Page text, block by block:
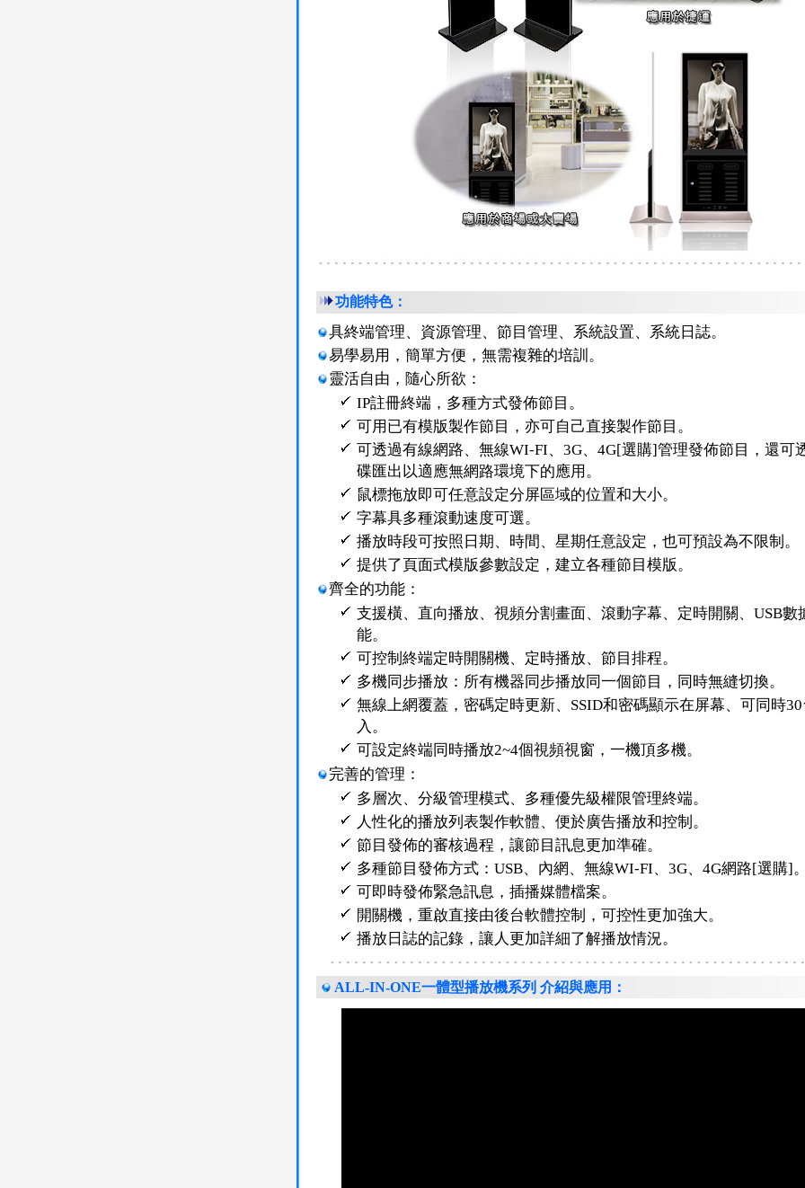
功能特色：
具終端管理、資源管理、節目管理、系統設置、系統日誌。
易學易用，簡單方便，無需複雜的培訓。
靈活自由，隨心所欲：
IP註冊終端，多種方式發佈節目。
可用已有模版製作節目，亦可自己直接製作節目。
可透過有線網路、無線WI-FI、3G、4G[選購]管理發佈節目，還可
碟匯出以適應無網路環境下的應用。
鼠標拖放即可任意設定分屏區域的位置和大小。
字幕具多種滾動速度可選。
播放時段可按照日期、時間、星期任意設定，也可預設為不限制。
提供了頁面式模版參數設定，建立各種節目模版。
齊全的功能：
支援橫、直向播放、視頻分割畫面、滾動字幕、定時開關、USB數
能。
可控制終端定時開關機、定時播放、節目排程。
多機同步播放：所有機器同步播放同一個節目，同時無縫切換。
無線上網覆蓋，密碼定時更新、SSID和密碼顯示在屏幕、可同時
入。
可設定終端同時播放2~4個視頻視窗，一機頂多機。
完善的管理：
多層次、分級管理模式、多種優先級權限管理終端。
人性化的播放列表製作軟體、便於廣告播放和控制。
節目發佈的審核過程，讓節目訊息更加準確。
多種節目發佈方式：USB、內網、無線WI-FI、3G、4G網路[選購]
可即時發佈緊急訊息，插播媒體檔案。
開關機，重啟直接由後台軟體控制，可控性更加強大。
播放日誌的記錄，讓人更加詳細了解播放情況。
ALL-IN-ONE一體型播放機系列 介紹與應用：